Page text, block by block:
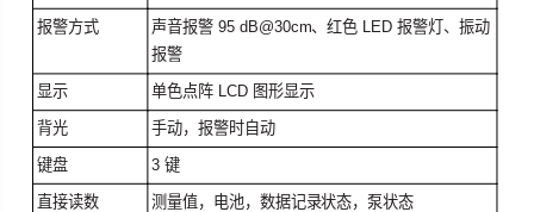
报警方式 声音报警 95 dB@30cm、红色 LED 报警灯、振动
报警
显示 单色点阵 LCD 图形显示
背光 手动，报警时自动
键盘 3 键
直接读数 测量值，电池，数据记录状态，泵状态